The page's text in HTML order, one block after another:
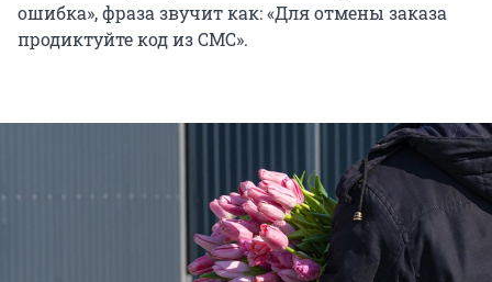
ошибка», фраза звучит как: «Для отмены заказа
продиктуйте код из СМС».